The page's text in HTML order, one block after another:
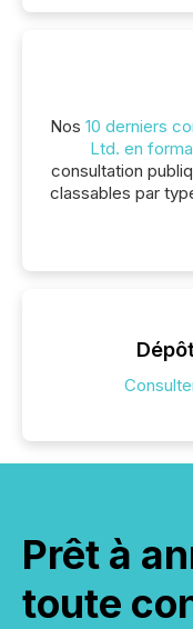
Nos 10 derniers
Ltd. en
consultation
classables par
Prêt à
toute